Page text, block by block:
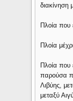
διακίνηση
Πλοία που
Πλοία
Πλοία που
παρούσα
Λιβύης,
μεταξύ